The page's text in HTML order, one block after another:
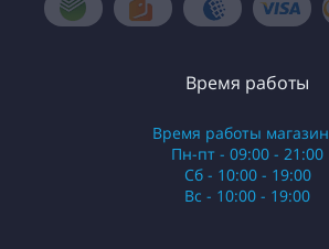
Время работы
Время работы
Пн-пт - 09:00 - 21:00
Сб - 10:00 - 19:00
Вс - 10:00 - 19:00